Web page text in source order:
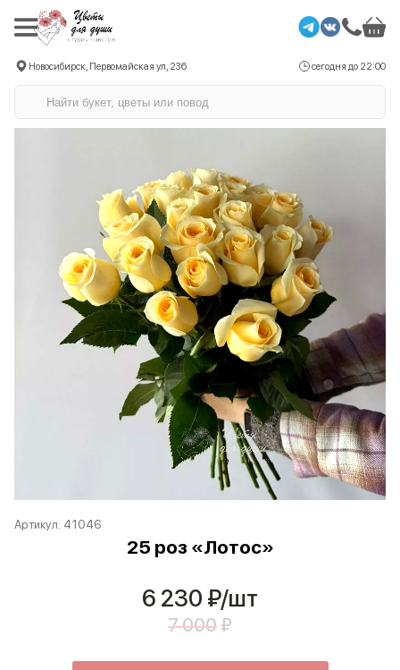
Новосибирск, Первомайская ул, 236 сегодня до 22:00
Артикул: 41046
25 роз «Лотос»
6 230 ₽/шт
7 000 ₽